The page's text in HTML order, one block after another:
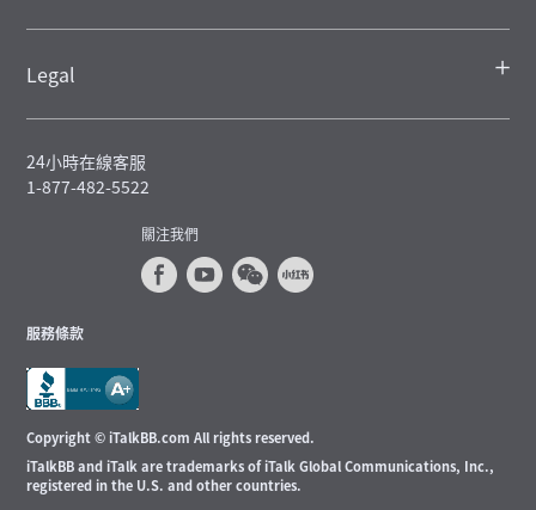
Legal
24小時在線客服
1-877-482-5522
關注我們
服務條款
Copyright © iTalkBB.com All rights reserved.
iTalkBB and iTalk are trademarks of iTalk Global Communications, Inc.,
registered in the U.S. and other countries.